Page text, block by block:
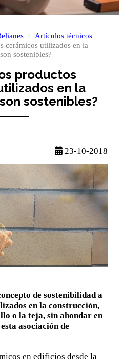
Artículos técnicos
cerámicos utilizados en la
sostenibles?
productos
en la
sostenibles?
23-10-2018
de sostenibilidad a
en la construcción,
o la teja, sin ahondar en
asociación de
en edificios desde la